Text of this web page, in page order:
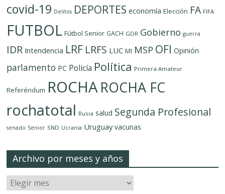
covid-19 Delítos DEPORTES economía Elección FA FIFA
FUTBOL Fútbol Senior GACH GDR Gobierno guerra
IDR Intendencia LRF LRFS LUC MI MSP OFI Opinión
parlamento PC Policía Política Primera Amateur
Referéndum ROCHAROCHA FC
rochatotal Rusia salud Segunda Profesional
senado Senior SND Ucrania Uruguay vacunas
Archivo por meses y años